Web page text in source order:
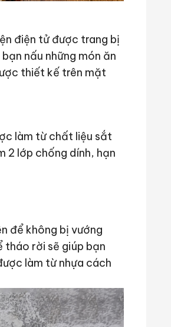
điện tử được trang bị
nấu những món ăn
thiết kế trên mặt
làm từ chất liệu sắt
2 lớp chống dính, hạn
để không bị vướng
tháo rời sẽ giúp bạn
làm từ nhựa cách